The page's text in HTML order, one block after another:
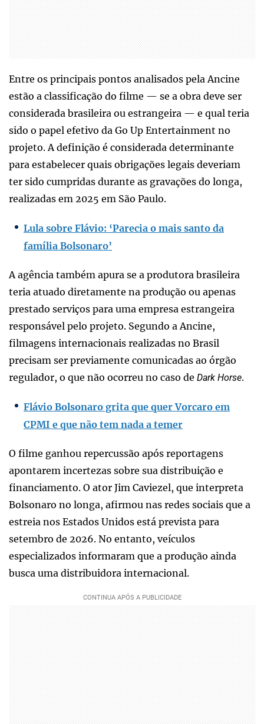
Entre os principais pontos analisados pela Ancine
estão a classificação do filme — se a obra deve ser
considerada brasileira ou estrangeira — e qual teria
sido o papel efetivo da Go Up Entertainment no
projeto. A definição é considerada determinante
para estabelecer quais obrigações legais deveriam
ter sido cumpridas durante as gravações do longa,
realizadas em 2025 em São Paulo.
Lula sobre Flávio: ‘Parecia o mais santo da
família Bolsonaro’
A agência também apura se a produtora brasileira
teria atuado diretamente na produção ou apenas
prestado serviços para uma empresa estrangeira
responsável pelo projeto. Segundo a Ancine,
filmagens internacionais realizadas no Brasil
precisam ser previamente comunicadas ao órgão
regulador, o que não ocorreu no caso de Dark Horse.
Flávio Bolsonaro grita que quer Vorcaro em
CPMI e que não tem nada a temer
O filme ganhou repercussão após reportagens
apontarem incertezas sobre sua distribuição e
financiamento. O ator Jim Caviezel, que interpreta
Bolsonaro no longa, afirmou nas redes sociais que a
estreia nos Estados Unidos está prevista para
setembro de 2026. No entanto, veículos
especializados informaram que a produção ainda
busca uma distribuidora internacional.